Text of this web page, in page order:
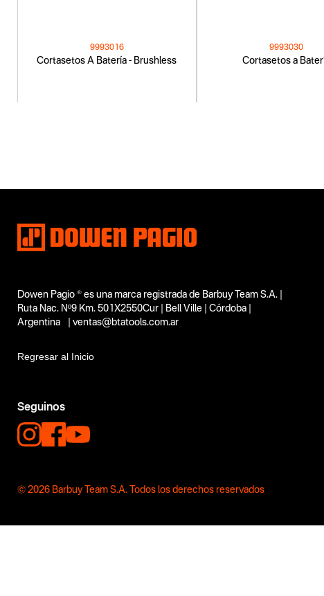
Cortasetos A Batería - Brushless
9993016
Cortasetos a
9993030
Dowen Pagio ® es una marca registrada de Barbuy Team S.A. |
Ruta Nac. Nº9 Km. 501X2550Cur | Bell Ville | Córdoba |
Argentina | ventas@btatools.com.ar
Regresar al Inicio
Seguinos
© 2026 Barbuy Team S.A. Todos los derechos reservados